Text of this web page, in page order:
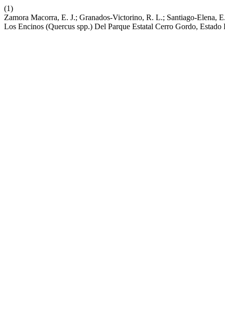
(1)
Zamora Macorra, E. J.; Granados-Victorino, R. L.; Santiago-Elena,
Los Encinos (Quercus spp.) Del Parque Estatal Cerro Gordo,